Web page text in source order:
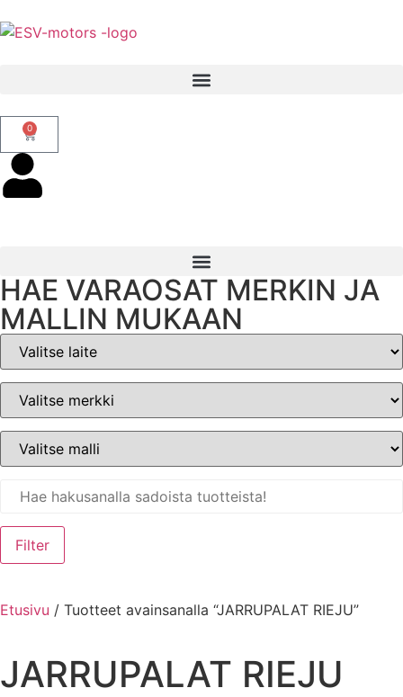
0
HAE VARAOSAT MERKIN JA
MALLIN MUKAAN
Filter
Etusivu / Tuotteet avainsanalla “JARRUPALAT RIEJU”
JARRUPALAT RIEJU